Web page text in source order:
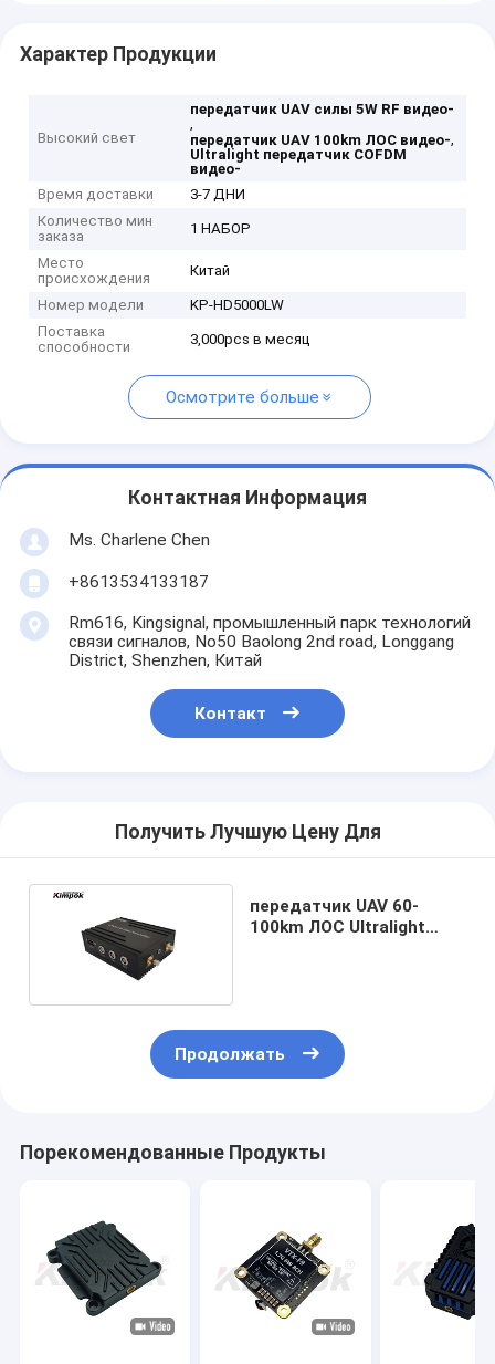
Характер Продукции
Высокий свет
передатчик UAV силы 5W RF видео-
,
передатчик UAV 100km ЛОС видео-,
Ultralight передатчик COFDM
видео-
Время доставки
3-7 ДНИ
Количество мин
заказа
1 НАБОР
Место
происхождения
Китай
Номер модели
KP-HD5000LW
Поставка
способности
3,000pcs в месяц
Осмотрите больше
Контактная Информация
Ms. Charlene Chen
+8613534133187
Rm616, Kingsignal, промышленный парк технологий
связи сигналов, No50 Baolong 2nd road, Longgang
District, Shenzhen, Китай
Контакт
Получить Лучшую Цену Для
передатчик UAV 60-
100km ЛОС Ultralight
Продолжать
Порекомендованные Продукты